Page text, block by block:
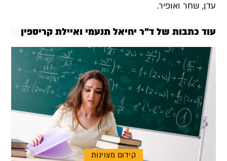
עדן, שחר ואופיר.
עוד כתבות של ד"ר יחיאל תנעמי ואיילת קריספין
קידום מצוינות